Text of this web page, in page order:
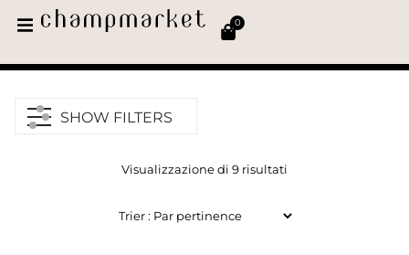
0
SHOW FILTERS
Visualizzazione di 9 risultati